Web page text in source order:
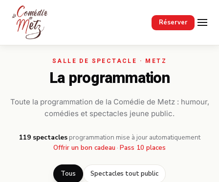
Réserver
Passer au contenu principal
La programmation
Toute la programmation de la Comédie de Metz : humour,
comédies et spectacles jeune public.
119 spectacles· programmation mise à jour automatiquement
Offrir un bon cadeau · Pass 10 places
Tous Spectacles tout public